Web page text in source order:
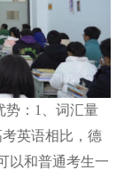
：1、词汇量
英语相比，德
以和普通考生一